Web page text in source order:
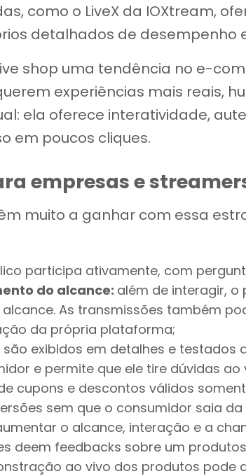
como o LiveX da IOXtream,
detalhados de desempenho
shop uma tendência no e-
experiências mais reais,
ela oferece interatividade,
em poucos cliques.
empresas e
muito a ganhar com essa
participa ativamente, com
do alcance: além de interagir,
As transmissões também
da própria plataforma;
exibidos em detalhes e testados
e permite que ele tire dúvidas ao
cupons e descontos válidos
sem que o consumidor saia
o alcance, interação e a
deem feedbacks sobre um
ao vivo dos produtos pode